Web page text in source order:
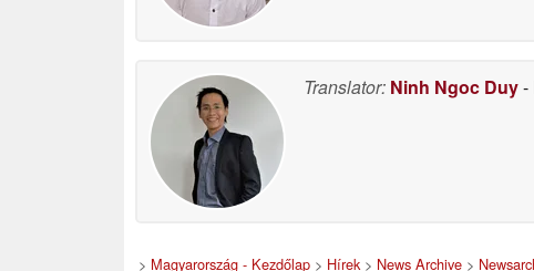
Translator: Ninh Ngoc Duy-
> Magyarország - Kezdőlap > Hírek > News Archive >